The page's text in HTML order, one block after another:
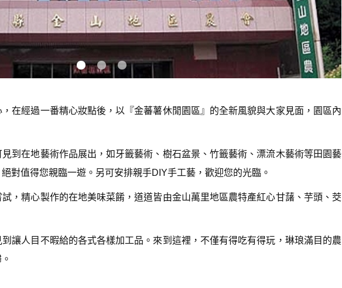
在經過一番精心妝點後，以『金蕃薯休閒園區』的全新風貌與大家見面，園區內
到在地藝術作品展出，如牙籤藝術、樹石盆景、竹籤藝術、漂流木藝術等田園藝
對值得您親臨一遊。另可安排親手DIY手工藝，歡迎您的光臨。
試，精心製作的在地美味菜餚，道道皆由金山萬里地區農特產紅心甘藷、芋頭、茭
讓人目不暇給的各式各樣加工品。來到這裡，不僅有得吃有得玩，琳琅滿目的農